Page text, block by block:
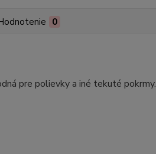
0
pre polievky a iné tekuté pokrmy.